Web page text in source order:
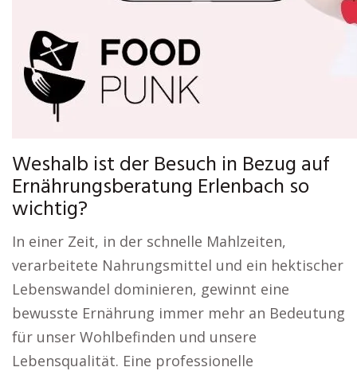
Weshalb ist der Besuch in Bezug auf
Ernährungsberatung Erlenbach so
wichtig?
In einer Zeit, in der schnelle Mahlzeiten,
verarbeitete Nahrungsmittel und ein hektischer
Lebenswandel dominieren, gewinnt eine
bewusste Ernährung immer mehr an Bedeutung
für unser Wohlbefinden und unsere
Lebensqualität. Eine professionelle